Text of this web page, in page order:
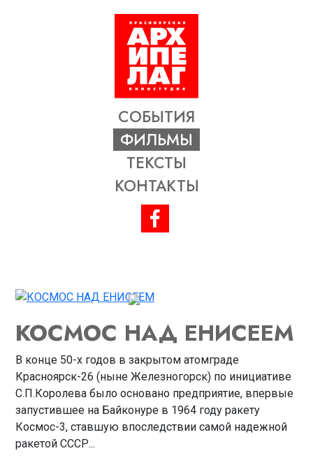
СОБЫТИЯ
ФИЛЬМЫ
ТЕКСТЫ
КОНТАКТЫ
КОСМОС НАД ЕНИСЕЕМ
В конце 50-х годов в закрытом атомграде
Красноярск-26 (ныне Железногорск) по инициативе
С.П.Королева было основано предприятие, впервые
запустившее на Байконуре в 1964 году ракету
Космос-3, ставшую впоследствии самой надежной
ракетой СССР...